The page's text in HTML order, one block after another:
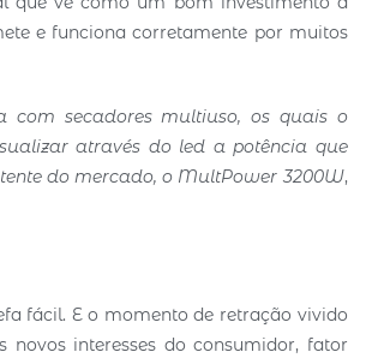
e funciona corretamente por muitos
secadores multiuso, os quais o
através do led a potência que
do mercado, o MultPower 3200W,
fácil. E o momento de retração vivido
interesses do consumidor, fator